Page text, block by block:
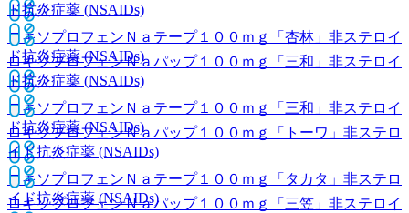
ロキソプロフェンＮａテープ１００ｍｇ「杏林」 非ステロイ
ド抗炎症薬 (NSAIDs)
ロキソプロフェンＮａテープ１００ｍｇ「三和」 非ステロイ
ド抗炎症薬 (NSAIDs)
ロキソプロフェンＮａテープ１００ｍｇ「タカタ」 非ステロ
イド抗炎症薬 (NSAIDs)
ド抗炎症薬 (NSAIDs)
ロキソプロフェンＮａパップ１００ｍｇ「三和」 非ステロイ
ド抗炎症薬 (NSAIDs)
ロキソプロフェンＮａパップ１００ｍｇ「トーワ」 非ステロ
イド抗炎症薬 (NSAIDs)
ロキソプロフェンＮａパップ１００ｍｇ「三笠」 非ステロイ